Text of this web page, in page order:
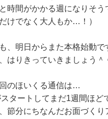
時間がかかる週になりそう
だけでなく大人もか…！）
、明日からまた本格始動で
はりきっていきましょう＾
のほいくる通信は…
タートしてまだ1週間ほど
節分にちなんだお面づくり